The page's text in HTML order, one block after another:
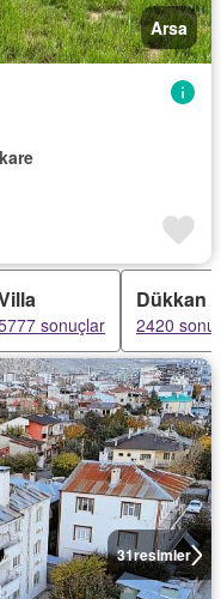
Arsa
sonuçlar
Dükkan
2420
31resimler